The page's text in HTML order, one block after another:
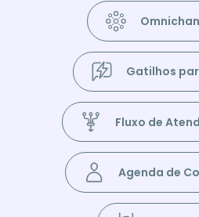
Gatilhos
Fluxo de
Agenda de